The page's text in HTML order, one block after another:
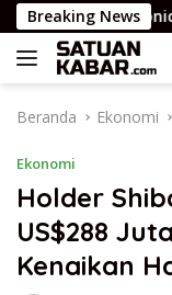
Langsung
ke
konten
Breaking News
baru Leonida
Beranda Ekonomi
Ekonomi
Holder
US$288
Kenaikan